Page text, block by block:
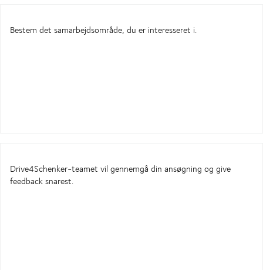
Bestem det samarbejdsområde, du er interesseret i.
Drive4Schenker-teamet vil gennemgå din ansøgning og give
feedback snarest.